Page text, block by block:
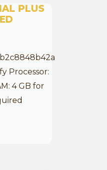
PLUS
Processor:
4 GB for